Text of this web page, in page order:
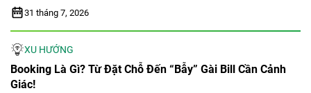
31 tháng 7, 2026
XU HƯỚNG
Booking Là Gì? Từ Đặt Chỗ Đến “bẫy” Gài Bill Cần Cảnh
Giác!